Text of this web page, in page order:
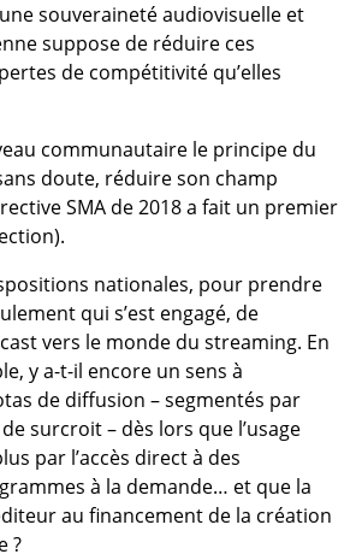
souveraineté audiovisuelle et
suppose de réduire ces
de compétitivité qu’elles
communautaire le principe du
doute, réduire son champ
SMA de 2018 a fait un premier
nationales, pour prendre
qui s’est engagé, de
vers le monde du streaming. En
y a-t-il encore un sens à
de diffusion – segmentés par
surcroit – dès lors que l’usage
par l’accès direct à des
à la demande… et que la
au financement de la création
?